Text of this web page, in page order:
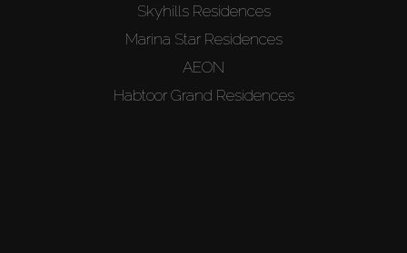
Skyhills Residences
Marina Star Residences
AEON
Habtoor Grand Residences